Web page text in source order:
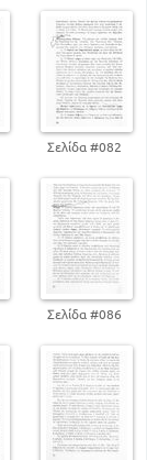
96
116
127
138
166
215
230
Σελίδα #082
Σελίδα #086